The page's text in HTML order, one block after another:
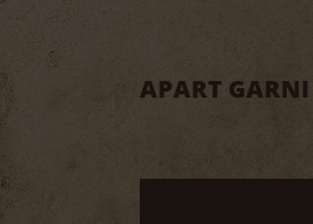
APART GARNI